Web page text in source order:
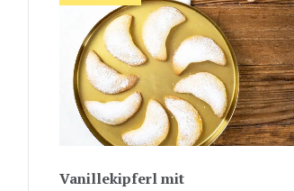
Vanillekipferl mit